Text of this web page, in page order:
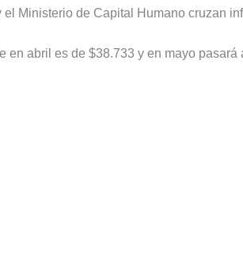
el Ministerio de Capital Humano cruzan
en abril es de $38.733 y en mayo pasará